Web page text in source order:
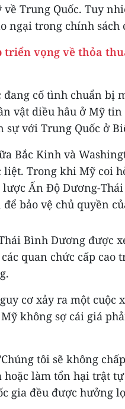
Trung Quốc. Tuy
ngại trong chính sách
vọng về thỏa
đang cố tình chuẩn bị
vật diều hâu ở Mỹ
sự với Trung Quốc ở
Bắc Kinh và
Trong khi Mỹ coi
Ấn Độ Dương-
bảo vệ chủ quyền
Bình Dương được
quan chức cấp cao
cơ xảy ra một cuộc
không sợ cái giá
tôi sẽ không
hoặc làm tổn hại trật
gia đều được hưởng